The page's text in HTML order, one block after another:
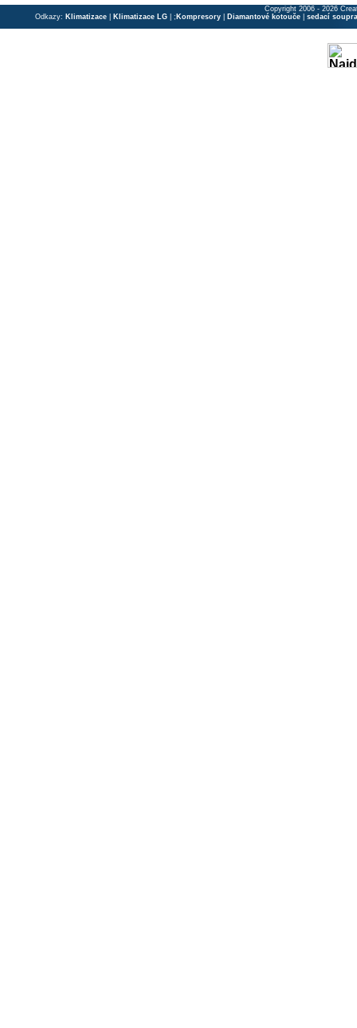
Copyright 2006 - 2026
Odkazy: Klimatizace Klimatizace LG | ; Kompresory Diamantové kotouče sedací